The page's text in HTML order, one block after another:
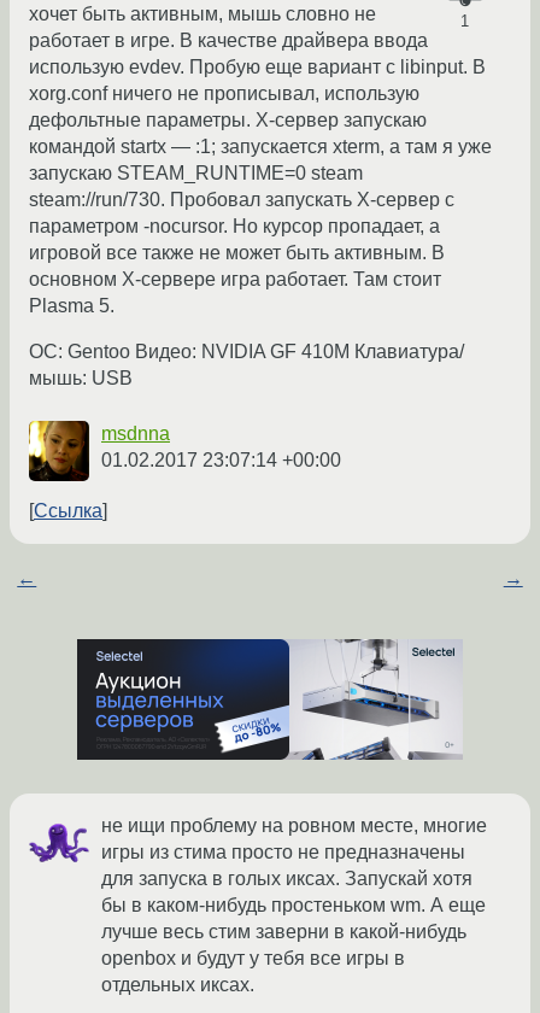
1
хочет быть активным, мышь словно не
работает в игре. В качестве драйвера ввода
использую evdev. Пробую еще вариант с libinput. В
xorg.conf ничего не прописывал, использую
дефольтные параметры. X-сервер запускаю
командой startx — :1; запускается xterm, а там я уже
запускаю STEAM_RUNTIME=0 steam
steam://run/730. Пробовал запускать X-сервер с
параметром -nocursor. Но курсор пропадает, а
игровой все также не может быть активным. В
основном X-сервере игра работает. Там стоит
Plasma 5.
ОС: Gentoo Видео: NVIDIA GF 410M Клавиатура/
мышь: USB
msdnna
01.02.2017 23:07:14 +00:00
Ссылка
← →
не ищи проблему на ровном месте, многие
игры из стима просто не предназначены
для запуска в голых иксах. Запускай хотя
бы в каком-нибудь простеньком wm. А еще
лучше весь стим заверни в какой-нибудь
openbox и будут у тебя все игры в
отдельных иксах.